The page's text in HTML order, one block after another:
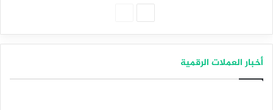
أخبار العملات الرقمية